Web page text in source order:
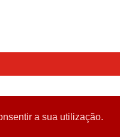
a sua utilização.